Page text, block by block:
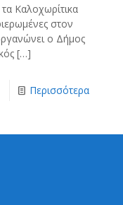
Καλοχωρίτικα
στον
ο Δήμος
[…]
Περισσότερα